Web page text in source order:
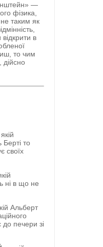
—
фізика,
таким як
в
то чим
дійсно
то
своїх
ні в що не
Альберт
до печери зі